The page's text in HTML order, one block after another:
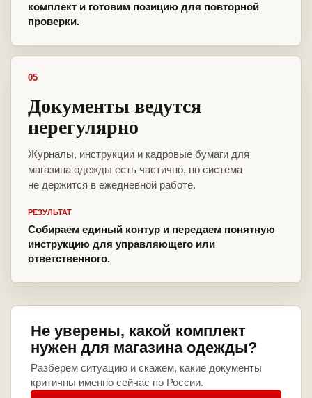
комплект и готовим позицию для повторной
проверки.
05
Документы ведутся
нерегулярно
Журналы, инструкции и кадровые бумаги для
магазина одежды есть частично, но система
не держится в ежедневной работе.
РЕЗУЛЬТАТ
Собираем единый контур и передаем понятную
инструкцию для управляющего или
ответственного.
Не уверены, какой комплект
нужен для магазина одежды?
Разберем ситуацию и скажем, какие документы
критичны именно сейчас по России.